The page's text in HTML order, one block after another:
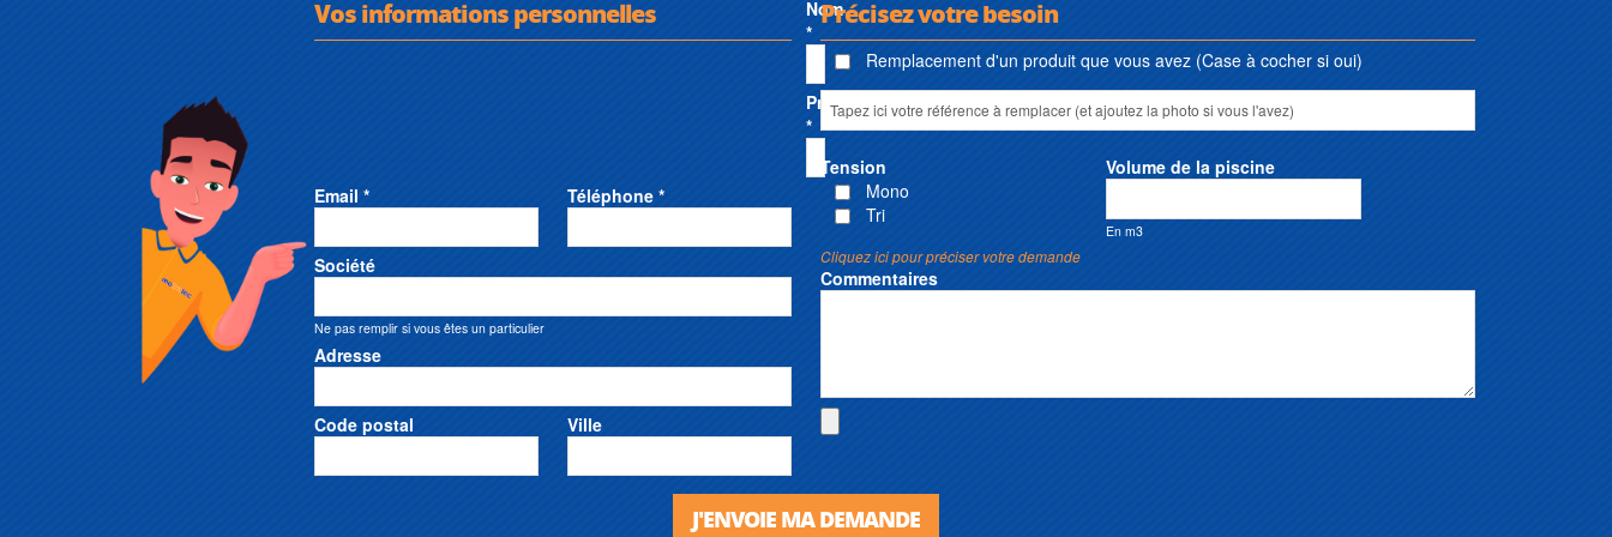
Vos informations personnelles
Nom
*
Prénom
*
Email * Téléphone *
Société
Ne pas remplir si vous êtes un particulier
Adresse
Code postal Ville
Précisez votre besoin
Remplacement d'un produit que vous avez (Case à cocher si oui)
Tension
Mono
Tri
Volume de la piscine
En m3
Cliquez ici pour préciser votre demande
Commentaires
J'ENVOIE MA DEMANDE